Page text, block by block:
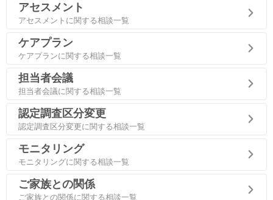
アセスメント
アセスメントに関する相談一覧
ケアプラン
ケアプランに関する相談一覧
担当者会議
担当者会議に関する相談一覧
認定調査区分変更
認定調査区分変更に関する相談一覧
モニタリング
モニタリングに関する相談一覧
ご家族との関係
ご家族との関係に関する相談一覧